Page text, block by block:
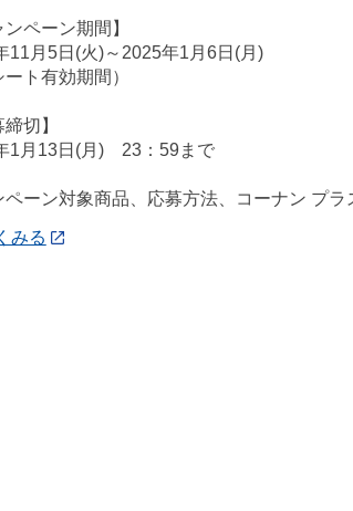
ンペーン期間】
11月5日(火)～2025年1月6日(月)
ート有効期間）
締切】
1月13日(月) 23：59まで
ペーン対象商品、応募方法、コーナン プ
みる